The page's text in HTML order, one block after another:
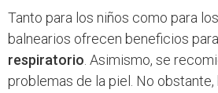
Tanto para los niños como para
balnearios ofrecen beneficios para
respiratorio . Asimismo, se
problemas de la piel. No obstante,